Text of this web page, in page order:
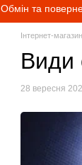
Обмін та
Інтернет-
Види
28 вересня